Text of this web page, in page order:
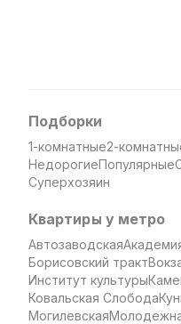
Подборки
1-комнатные2-
НедорогиеПопулярные
Суперхозяин
Квартиры у метро
Автозаводская
Борисовский тракт
Институт культуры
Ковальская Слобода
Могилевская